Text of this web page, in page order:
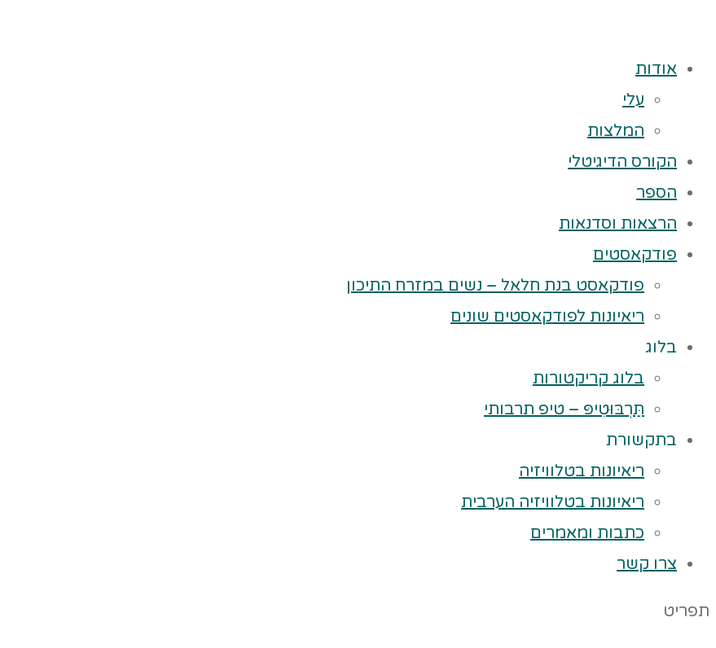
אודות
עלי
המלצות
הקורס הדיגיטלי
הספר
הרצאות וסדנאות
פודקאסטים
פודקאסט בנת חלאל – נשים במזרח התיכון
ריאיונות לפודקאסטים שונים
בלוג
בלוג קריקטורות
תַּרְבּוּטִיפּ – טיפ תרבותי
בתקשורת
ריאיונות בטלוויזיה
ריאיונות בטלוויזיה הערבית
כתבות ומאמרים
צרו קשר
תפריט